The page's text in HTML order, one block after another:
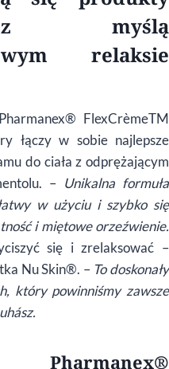
z myślą
relaksie
FlexCrèmeTM
łączy w sobie najlepsze
do ciała z odprężającym
– Unikalna formuła
w użyciu i szybko się
i miętowe orzeźwienie.
się i zrelaksować –
Nu Skin®. – To doskonały
który powinniśmy zawsze
Pharmanex®